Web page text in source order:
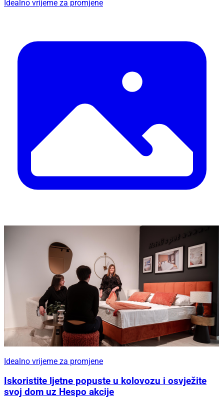
Idealno vrijeme za promjene
Idealno vrijeme za promjene
Iskoristite ljetne popuste u kolovozu i osvježite
svoj dom uz Hespo akcije